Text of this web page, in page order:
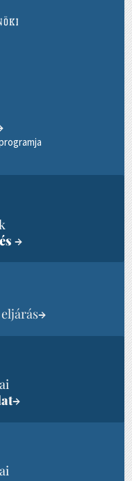
→
eljárás→
→